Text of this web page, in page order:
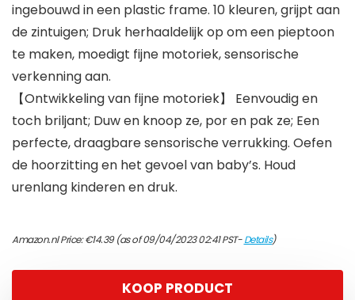
ingebouwd in een plastic frame. 10 kleuren, grijpt aan
de zintuigen; Druk herhaaldelijk op om een ​​pieptoon
te maken, moedigt fijne motoriek, sensorische
verkenning aan.
【Ontwikkeling van fijne motoriek】 Eenvoudig en
toch briljant; Duw en knoop ze, por en pak ze; Een
perfecte, draagbare sensorische verrukking. Oefen
de hoorzitting en het gevoel van baby’s. Houd
urenlang kinderen en druk.
Amazon.nl Price:€14.39(as of 09/04/2023 02:41 PST-Details)
KOOP PRODUCT